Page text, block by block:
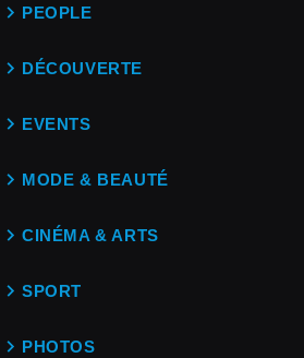
PEOPLE
DÉCOUVERTE
EVENTS
MODE & BEAUTÉ
CINÉMA & ARTS
SPORT
PHOTOS